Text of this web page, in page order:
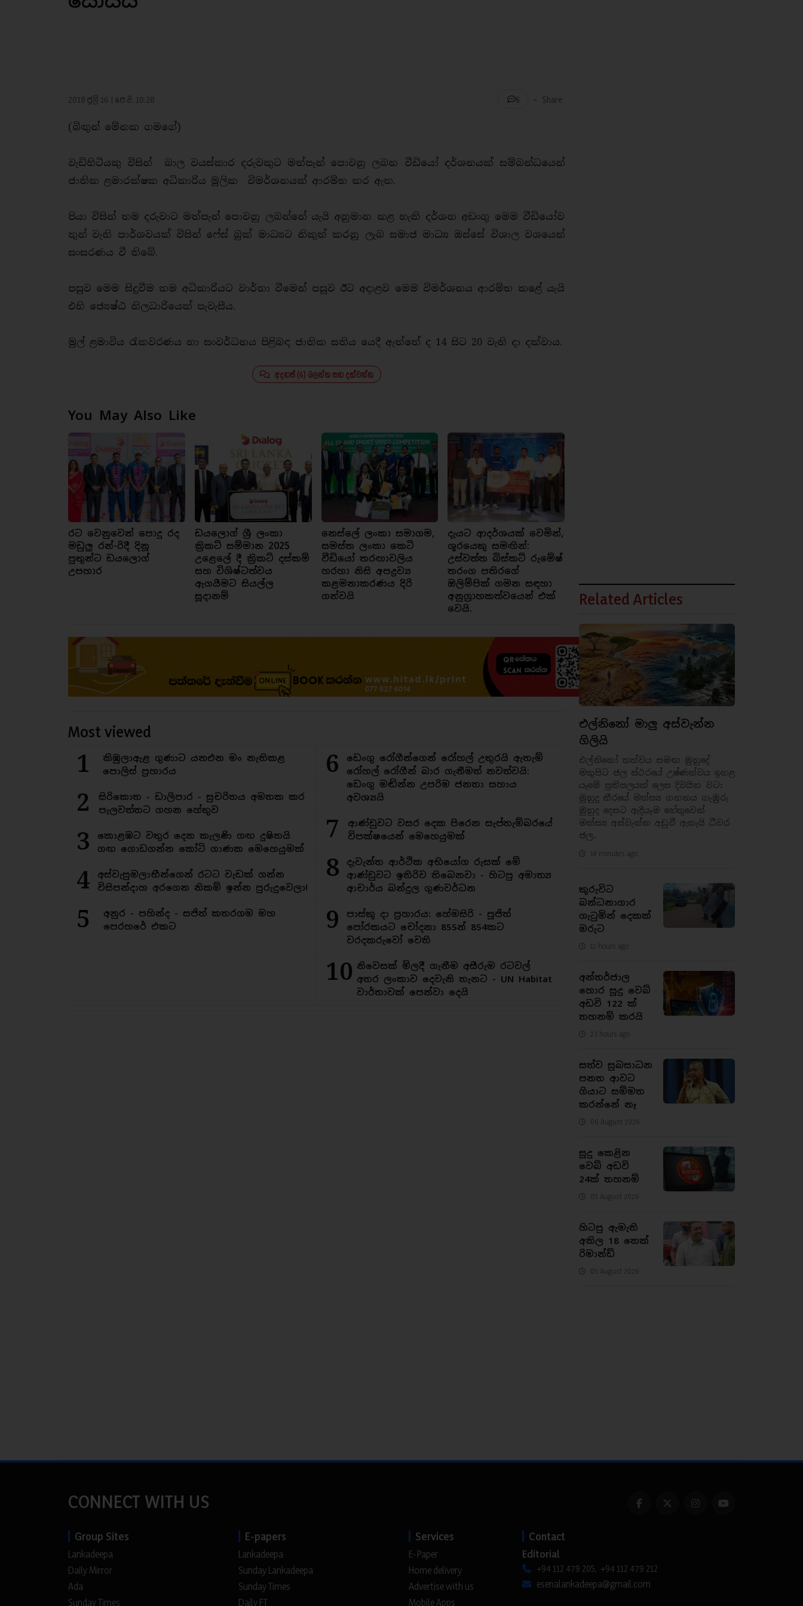
2018 ජූලි 16 | පෙ.ව. 10:28 6 - Share
(බිඟුන් මේනක ගමගේ)
වැඩිහිටියකු විසින් බාල වයස්කාර දරුවකුට මත්පැන් පොවනු ලබන වීඩියෝ දර්ශනයක් සම්බන්ධයෙන්
ජාතික ළමාරක්ෂක අධිකාරිය මූලික විමර්ශනයක් ආරම්භ කර ඇත.
පියා විසින් තම දරුවාට මත්පැන් පොවනු ලබන්නේ යැයි අනුමාන කළ හැකි දර්ශන අඩංගු මෙම වීඩියෝව
තුන් වැනි පාර්ශවයක් විසින් ෆේස් බුක් මාධ්‍යට නිකුත් කරනු ලැබ සමාජ මාධ්‍ය ඔස්සේ විශාල වශයෙන්
සංසරණය වී තිබේ.
පසුව මෙම සිදුවීම තම අධිකාරියට වාර්තා වීමෙන් පසුව ඊට අදාළව මෙම විමර්ශනය ආරම්භ කළේ යැයි
එහි ජ්‍යෙෂ්ඨ නිලධාරියෙක් පැවැසීය.
මුල් ළමාවිය රැකවරණය හා සංවර්ධනය පිළිබඳ ජාතික සතිය යෙදී ඇත්තේ ද 14 සිට 20 වැනි දා දක්වාය.
අදහස් (6) බලන්න සහ දක්වන්න
You May Also Like
රට වෙනුවෙන් පොදු රද
මඩුලු රන්-රිදී දිනූ
පුතුන්ට ඩයලොග්
උපහාර
ඩයලොග් ශ්‍රී ලංකා
ක්‍රිකට් සම්මාන 2025
උළෙලේ දී ක්‍රිකට් දස්කම්
සහ විශිෂ්ටත්වය
ඇගයීමට සියල්ල
සූදානම්
නෙස්ලේ ලංකා සමාගම,
සමස්ත ලංකා කෙටි
වීඩියෝ තරඟාවලිය
හරහා නිසි අපද්‍රව්‍ය
කළමනාකරණය දිරි
ගන්වයි
දැයට ආදර්ශයක් වෙමින්,
ශූරයෙකු සමඟින්:
උස්වත්ත බිස්කට් රුමේෂ්
තරංග පතිරගේ
ඔලිම්පික් ගමන සඳහා
අනුග්‍රාහකත්වයෙන් එක්
වෙයි.
Most viewed
1
කිඹුලාඇළ ගුණාට යනඑන මං නැතිකළ
පොලිස් ප්‍රහාරය
2
සිරිකොත - ඩාලිපාර - සුචරිතය අමතක කර
පැලවත්තට ගහන හේතුව
3
කොළඹට වතුර දෙන කැලණි ගඟ දුෂිතයි
ගඟ ගොඩගන්න කෝටි ගාණක මෙහෙයුමක්
4
අස්වැසුමලාභීන්ගෙන් රටට වැඩක් ගන්න
විසිපන්දාහ අරගෙන නිකම් ඉන්න පුරුදුවෙලා!
5
අනුර - පහින්ද - සජිත් කතරගම මහ
පෙරහරේ එකට
6
ඩෙංගු රෝගීන්ගෙන් රෝහල් උතුරයි ඇතැම්
රෝහල් රෝගීන් බාර ගැනීමත් නවත්වයි:
ඩෙංගු මඬින්න උපරිම ජනතා සහාය
අවශ්‍යයි
7
ආණ්ඩුවට වසර දෙක පිරෙන සැප්තැම්බරයේ
විපක්ෂයෙන් මෙහෙයුමක්
8
දැවැන්ත ආර්ථික අභියෝග රුසක් මේ
ආණ්ඩුවට ඉතිරිව තිබෙනවා - හිටපු අමාත්‍ය
ආචාර්ය බන්දුල ගුණවර්ධන
9
පාස්කු දා ප්‍රහාරය: හේමසිරි - පූජිත්
පෝරකයට චෝදනා 855න් 854කට
වරදකරුවෝ වෙති
10 නිවෙසක් මිලදී ගැනීම අසීරුම රටවල්
අතර ලංකාව දෙවැනි තැනට - UN Habitat
වාර්තාවක් පෙන්වා දෙයි
Related Articles
එල්නිනෝ මාලු අස්වැන්න
ගිලියි
එල්නිනෝ තත්වය සමඟ මුහුදේ
මතුපිට ජල ස්ථරයේ උෂ්ණත්වය ඉහළ
යෑමේ ප්‍රතිපලයක් ලෙස දිවයින වටා
මුහුදු තීරයේ මත්ස්‍ය ගහනය ගැඹුරු
මුහුද දෙසට ඇදීයෑම හේතුවෙන්
මත්ස්‍ය අස්වැන්න අඩුවී ඇතැයි ධීවර
ජල..
18 minutes ago
කුරුවිට
බන්ධනාගාර
ගැටුමින් දෙකක්
මරුට
12 hours ago
අන්තර්ජාල
හොර සූදු වෙබ්
අඩවි 122 ක්
තහනම් කරයි
23 hours ago
සත්ව සුබසාධන
පනත ආවට
ගියාට සම්මත
කරන්නේ නෑ
06 August 2026
සූදු කෙළින
වෙබ් අඩවි
24ක් තහනම්
05 August 2026
හිටපු ඇමැති
අකිල 18 තෙක්
රිමාන්ඩ්
05 August 2026
CONNECT WITH US
Group Sites
Lankadeepa
Daily Mirror
Ada
Sunday Times
E-papers
Lankadeepa
Sunday Lankadeepa
Sunday Times
Daily FT
Services
E-Paper
Home delivery
Advertise with us
Mobile Apps
Contact
Editorial
+94 112 479 205, +94 112 479 212
esenalankadeepa@gmail.com